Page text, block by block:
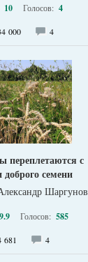
10 Голосов: 4
000 4
переплетаются с
семени
Шаргунов
9.9 Голосов: 585
681 4